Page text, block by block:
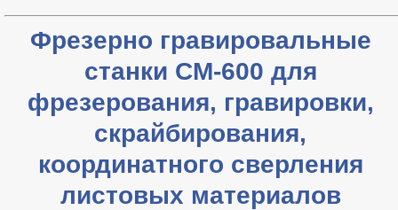
Фрезерно гравировальные
станки СМ-600 для
фрезерования, гравировки,
скрайбирования,
координатного сверления
листовых материалов